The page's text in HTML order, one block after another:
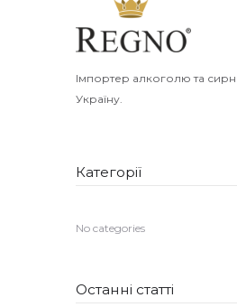
Імпортер алкоголю та
Україну.
Категорії
No categories
Останні статті